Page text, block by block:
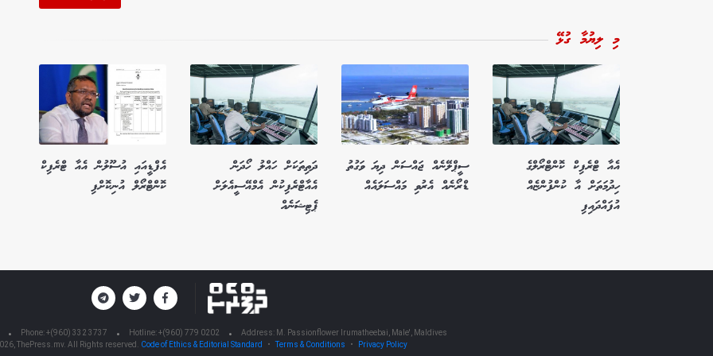
މި ލިޔުމާ ގުޅޭ
އެއާ ޓްރެފިކް ކޮންޓްރޯލްގެ
ހިދުމަތަށް އާ ކުންފުންޏެއް
އުފައްދައިފި
ސީޕްލޭނެއް ޖައްސަން ދިޔަ ވަގުތު
ޑްރޯނެއް އެރުވި މައްސަލައެއް
ދަތިތަކަށް ހައްލު ހޯދަން
އެއާޓްރެފިކުން އެމްއޭސީއެލަށް
ޕެޓިޝަނެއް
އެފްޑީއައި އުސޫލުން އެއާ ޓްރެފިކް
ކޮންޓްރޯލް އުނިކޮށްފި
Phone: +(960) 332 3737 Hotline: +(960) 779 0202
Address: M. Passionflower Irumatheebai, Male', Maldives
ThePress.mv. All Rights reserved.
Code of Ethics & Editorial Standard •Terms & Conditions • Privacy Policy